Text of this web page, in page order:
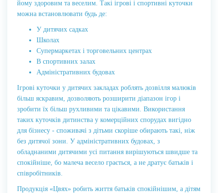
йому здоровим та веселим. Такі ігрові і спортивні куточки
можна встановлювати будь де:
У дитячих садках
Школах
Супермаркетах і торговельних центрах
В спортивних залах
Адміністративних будовах
Ігрові куточки у дитячих закладах роблять дозвілля малюків
більш яскравим, дозволяють розширити діапазон ігор і
зробити їх більш рухливими та цікавими. Використання
таких куточків дитинства у комерційних спорудах вигідно
для бізнесу - споживачі з дітьми скоріше обирають такі, ніж
без дитячої зони. У адміністративних будовах, з
обладнаними дитячими усі питання вирішуються швидше та
спокійніше, бо малеча весело грається, а не дратує батьків і
співробітників.
Продукція «Цвях» робить життя батьків спокійнішим, а дітям